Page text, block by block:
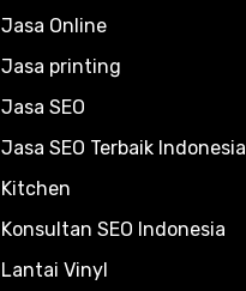
Jasa Online
Jasa printing
Jasa SEO
Jasa SEO Terbaik Indonesia
Kitchen
Konsultan SEO Indonesia
Lantai Vinyl